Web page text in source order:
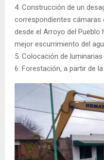
4. Construcción de un
correspondientes cámaras
desde el Arroyo del Pueblo
mejor escurrimiento del
5. Colocación de luminarias
6. Forestación, a partir de